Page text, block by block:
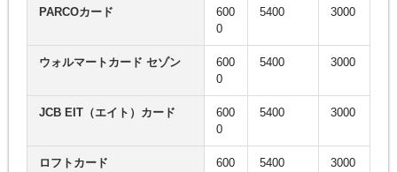
PARCOカード
600
0
5400 3000
ウォルマートカード セゾン
600
0
5400 3000
JCB EIT（エイト）カード
600
0
5400 3000
ロフトカード
600
5400 3000